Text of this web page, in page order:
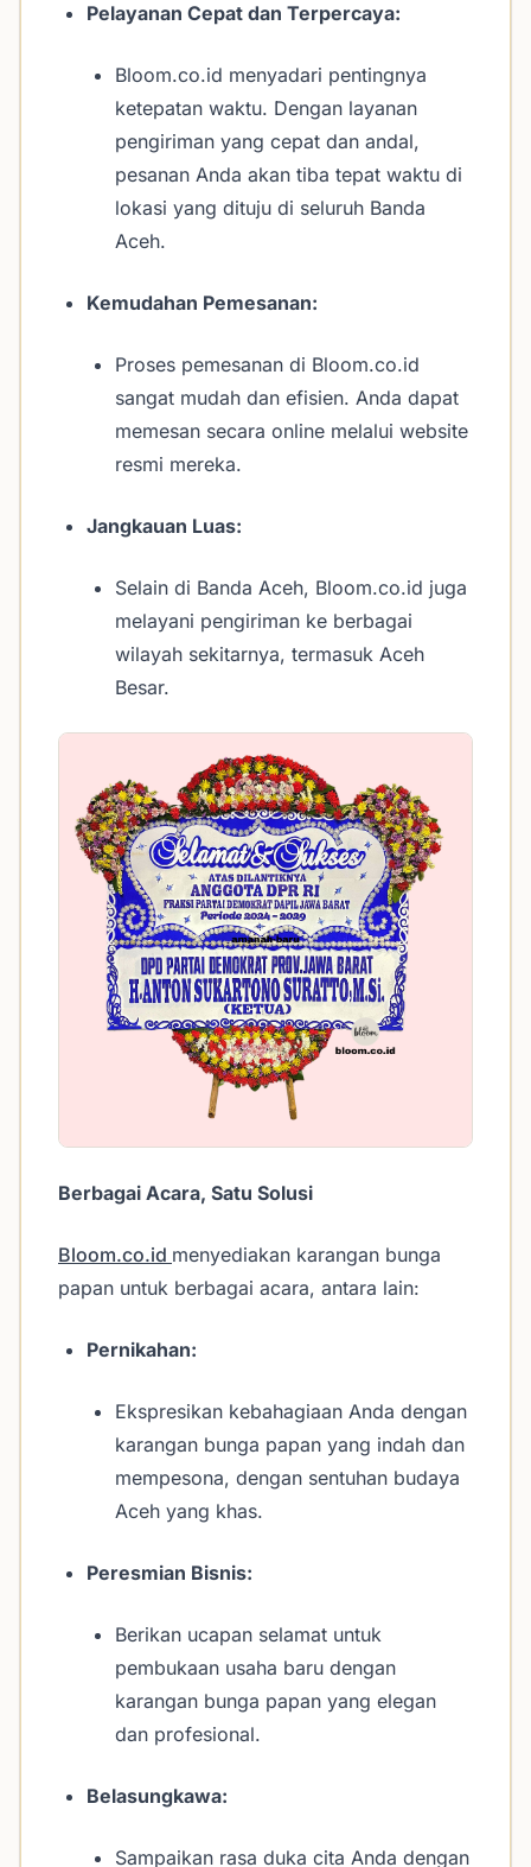
Pelayanan Cepat dan Terpercaya:
Bloom.co.id menyadari pentingnya
ketepatan waktu. Dengan layanan
pengiriman yang cepat dan andal,
pesanan Anda akan tiba tepat waktu di
lokasi yang dituju di seluruh Banda
Aceh.
Kemudahan Pemesanan:
Proses pemesanan di Bloom.co.id
sangat mudah dan efisien. Anda dapat
memesan secara online melalui website
resmi mereka.
Jangkauan Luas:
Selain di Banda Aceh, Bloom.co.id juga
melayani pengiriman ke berbagai
wilayah sekitarnya, termasuk Aceh
Besar.
Berbagai Acara, Satu Solusi
Bloom.co.id menyediakan karangan bunga
papan untuk berbagai acara, antara lain:
Pernikahan:
Ekspresikan kebahagiaan Anda dengan
karangan bunga papan yang indah dan
mempesona, dengan sentuhan budaya
Aceh yang khas.
Peresmian Bisnis:
Berikan ucapan selamat untuk
pembukaan usaha baru dengan
karangan bunga papan yang elegan
dan profesional.
Belasungkawa:
Sampaikan rasa duka cita Anda dengan